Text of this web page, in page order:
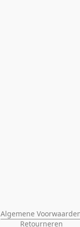
Algemene
Retourneren